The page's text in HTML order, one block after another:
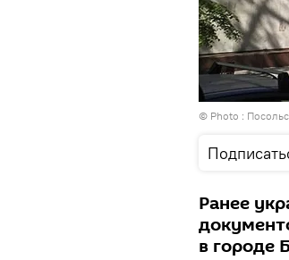
© Photo :
Ранее
в городе